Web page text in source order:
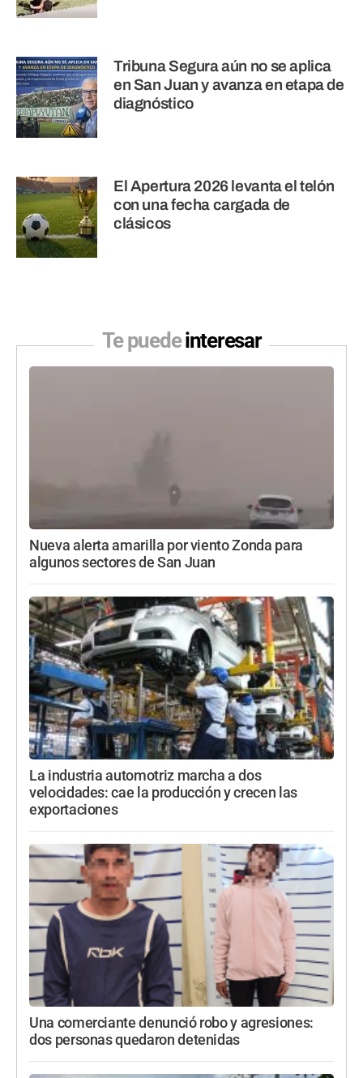
Tribuna Segura aún no se aplica
en San Juan y avanza en etapa de
diagnóstico
El Apertura 2026 levanta el telón
con una fecha cargada de
clásicos
Te puedeinteresar
Nueva alerta amarilla por viento Zonda para
algunos sectores de San Juan
La industria automotriz marcha a dos
velocidades: cae la producción y crecen las
exportaciones
Una comerciante denunció robo y agresiones:
dos personas quedaron detenidas